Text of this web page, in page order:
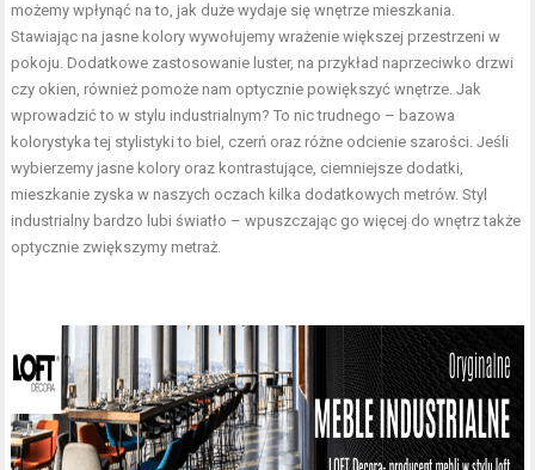
możemy wpłynąć na to, jak duże wydaje się wnętrze mieszkania.
Stawiając na jasne kolory wywołujemy wrażenie większej przestrzeni w
pokoju. Dodatkowe zastosowanie luster, na przykład naprzeciwko drzwi
czy okien, również pomoże nam optycznie powiększyć wnętrze. Jak
wprowadzić to w stylu industrialnym? To nic trudnego – bazowa
kolorystyka tej stylistyki to biel, czerń oraz różne odcienie szarości. Jeśli
wybierzemy jasne kolory oraz kontrastujące, ciemniejsze dodatki,
mieszkanie zyska w naszych oczach kilka dodatkowych metrów. Styl
industrialny bardzo lubi światło – wpuszczając go więcej do wnętrz także
optycznie zwiększymy metraż.